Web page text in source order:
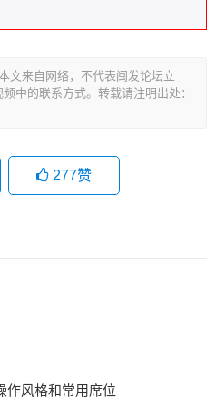
文来自网络，不代表闽发论坛立
中的联系方式。转载请注明出处：
277赞
作风格和常用席位